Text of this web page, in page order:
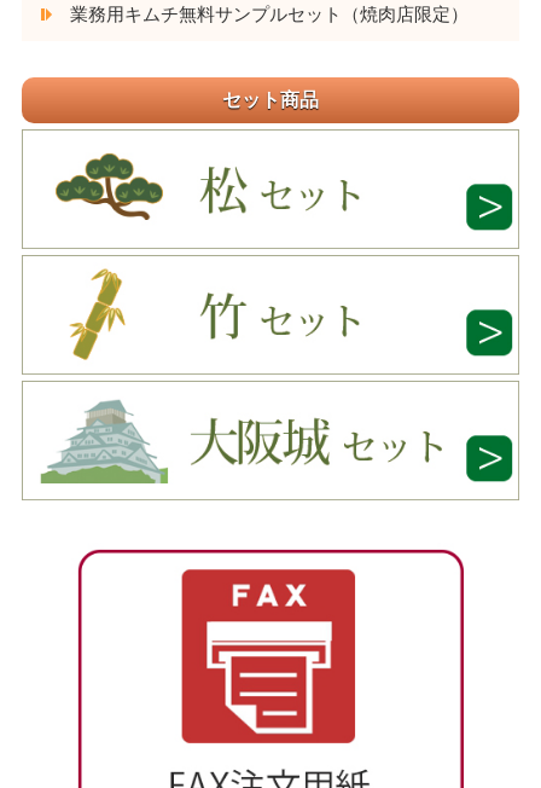
業務用キムチ無料サンプルセット（焼肉店限定）
セット商品